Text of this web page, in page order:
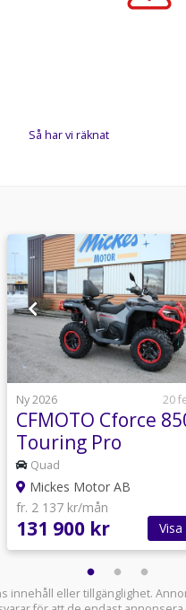
Så har vi räknat
1
Ny 2026
20
CFMOTO Cforce
Touring Pro
Quad
Mickes Motor AB
fr. 2 137 kr/mån
131 900 kr
innehåll eller tillgänglighet.